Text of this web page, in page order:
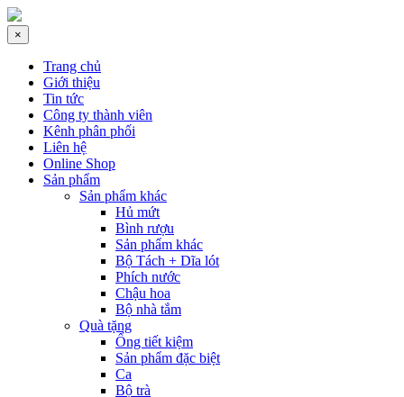
×
Trang chủ
Giới thiệu
Tin tức
Công ty thành viên
Kênh phân phối
Liên hệ
Online Shop
Sản phẩm
Sản phẩm khác
Hủ mứt
Bình rượu
Sản phẩm khác
Bộ Tách + Dĩa lót
Phích nước
Chậu hoa
Bộ nhà tắm
Quà tặng
Ống tiết kiệm
Sản phẩm đặc biệt
Ca
Bộ trà